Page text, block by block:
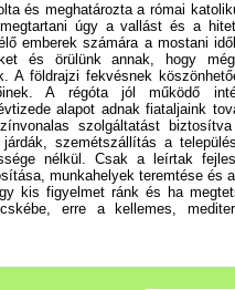
és meghatározta a római
úgy a vallást és a
emberek számára a mostani
és örülünk annak, hogy
A földrajzi fekvésnek
A régóta jól működő
alapot adnak fiataljaink
szolgáltatást
szemétszállítás a
nélkül. Csak a leírtak
munkahelyek teremtése és
kis figyelmet ránk és ha
erre a kellemes,